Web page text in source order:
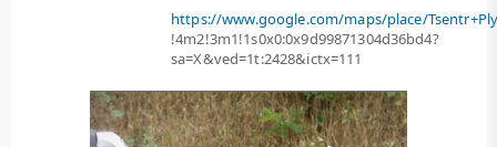
https://www.google.com/maps/place/
!4m2!3m1!1s0x0:0x9d99871304d36bd4?
sa=X&ved=1t:2428&ictx=111